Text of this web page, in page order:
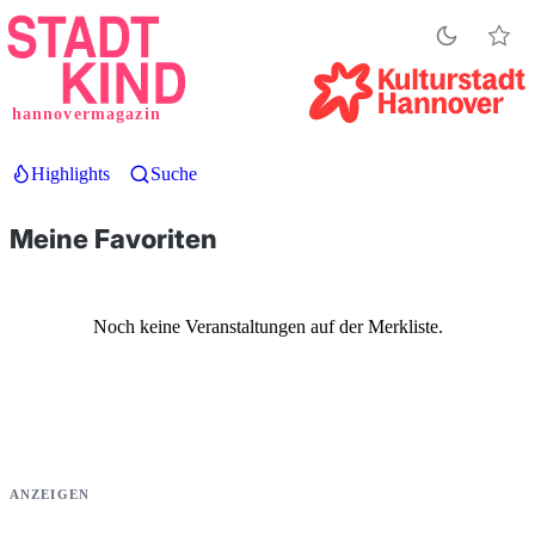
Direkt
zum
hannovermagazin
Highlights Suche
Meine Favoriten
Noch keine Veranstaltungen auf der Merkliste.
ANZEIGEN